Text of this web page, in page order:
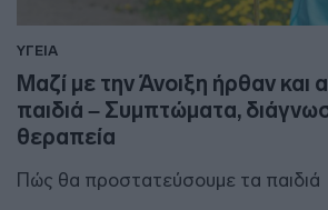
ΥΓΕΙΑ
Μαζί με την Άνοιξη ήρθαν και
παιδιά – Συμπτώματα,
θεραπεία
Πώς θα προστατεύσουμε τα παιδιά